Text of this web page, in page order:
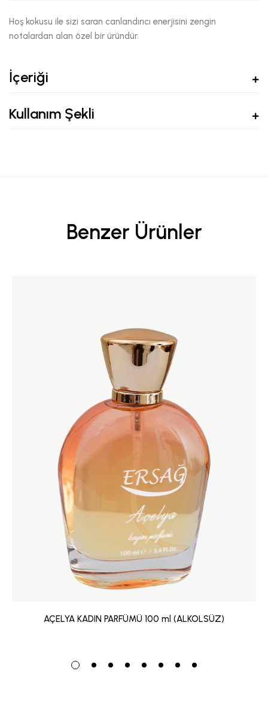
Hoş kokusu ile sizi saran canlandırıcı enerjisini zengin
notalardan alan özel bir üründür.
İçeriği
Kullanım Şekli
Benzer Ürünler
AÇELYA KADIN PARFÜMÜ 100 ml (ALKOLSÜZ)